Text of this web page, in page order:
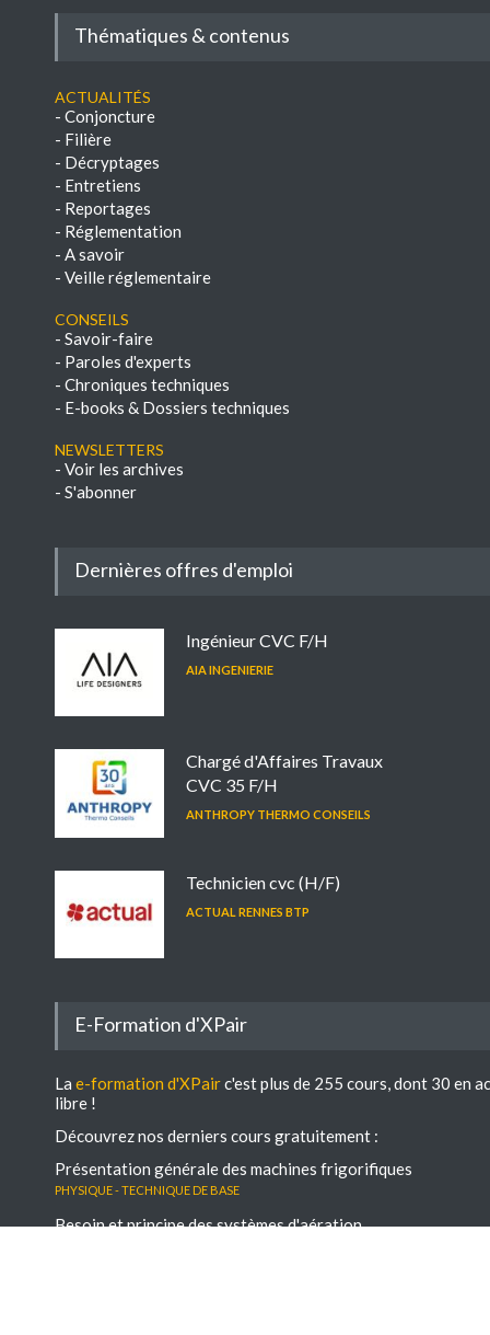
Thématiques & contenus
Actualités
- Conjoncture
- Filière
- Décryptages
- Entretiens
- Reportages
- Réglementation
- A savoir
- Veille réglementaire
Conseils
- Savoir-faire
- Paroles d'experts
- Chroniques techniques
- E-books & Dossiers techniques
NEWSLETTERS
- Voir les archives
- S'abonner
Dernières offres d'emploi
Ingénieur CVC F/H
AIA INGENIERIE
Chargé d'Affaires Travaux
CVC 35 F/H
ANTHROPY THERMO CONSEILS
Technicien cvc (H/F)
ACTUAL RENNES BTP
E-Formation d'XPair
La e-formation d'XPairc'est plus de 255 cours, dont 30 en
libre !
Découvrez nos derniers cours gratuitement :
Présentation générale des machines frigorifiques
Physique - Technique de base
Besoin et principe des systèmes d'aération